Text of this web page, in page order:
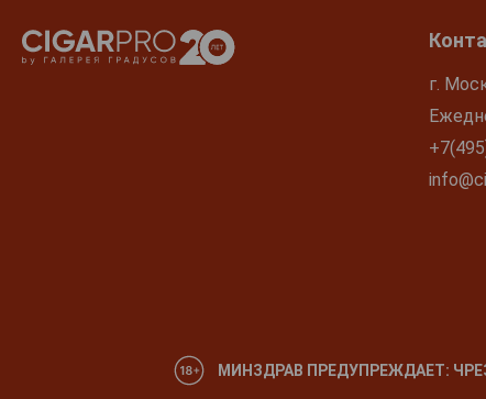
г.
МИНЗДРАВ ПРЕДУПРЕЖДАЕТ: